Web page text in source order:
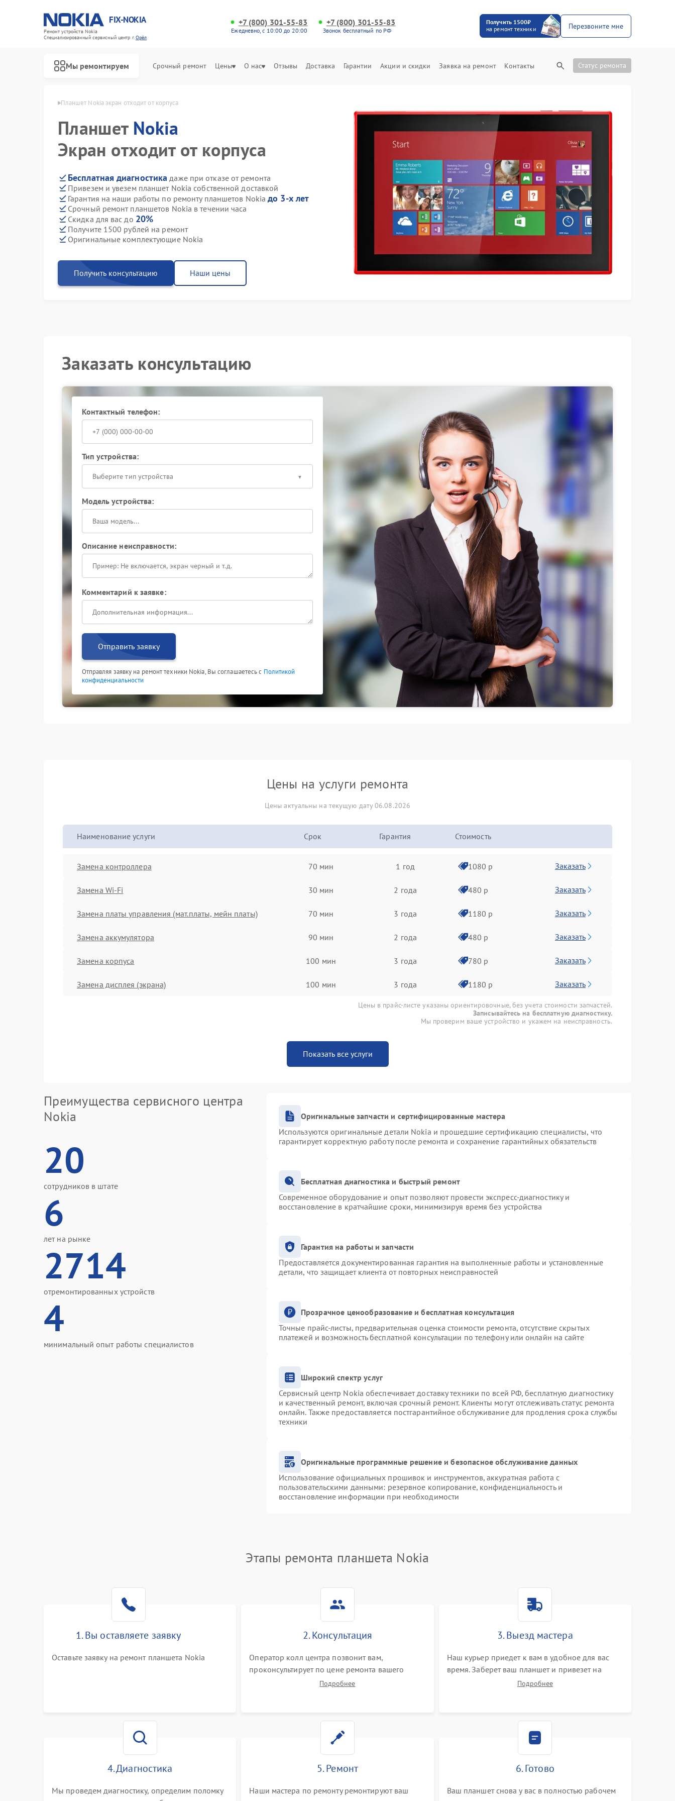
FIX-NOKIA
Ремонт устройств Nokia
Специализированный cервисный центр г.Орёл
+7 (800) 301-55-83
Ежедневно, с 10:00 до 20:00
+7 (800) 301-55-83
Звонок бесплатный по РФ
Получить 1500₽
на ремонт техники
Перезвоните мне
Мы ремонтируем Срочный ремонт Цены О нас Отзывы Доставка Гарантии Акции и скидки Заявка на ремонт Контакты Статус ремонта
Планшет Nokia экран отходит от корпуса
Планшет Nokia
Экран отходит от корпуса
Бесплатная диагностика даже при отказе от ремонта
Привезем и увезем планшет Nokia собственной доставкой
Гарантия на наши работы по ремонту планшетов Nokiaдо 3-х лет
Срочный ремонт планшетов Nokia в течении часа
Скидка для вас до 20%
Получите 1500 рублей на ремонт
Оригинальные комплектующие Nokia
Получить консультацию Наши цены
Заказать консультацию
Контактный телефон:
Тип устройства:
Выберите тип устройства
Модель устройства:
Описание неисправности:
Комментарий к заявке:
Отправить заявку
Отправляя заявку на ремонт техники Nokia, Вы соглашаетесь с Политикой
конфиденциальности
Цены на услуги ремонта
Цены актуальны на текущую дату 06.08.2026
Наименование услуги Срок Гарантия Стоимость
Замена контроллера 70 мин 1 год 1080 р Заказать
Замена Wi-Fi 30 мин 2 года 480 р Заказать
Замена платы управления (мат.платы, мейн платы) 70 мин 3 года 1180 р Заказать
Замена аккумулятора 90 мин 2 года 480 р Заказать
Замена корпуса 100 мин 3 года 780 р Заказать
Замена дисплея (экрана) 100 мин 3 года 1180 р Заказать
Цены в прайс-листе указаны ориентировочные, без учета стоимости запчастей.
Записывайтесь на бесплатную диагностику.
Мы проверим ваше устройство и укажем на неисправность.
Показать все услуги
Преимущества сервисного центра
Nokia
20
сотрудников в штате
6
лет на рынке
2714
отремонтированных устройств
4
минимальный опыт работы специалистов
Оригинальные запчасти и сертифицированные мастера
Используются оригинальные детали Nokia и прошедшие сертификацию специалисты, что
гарантирует корректную работу после ремонта и сохранение гарантийных обязательств
Бесплатная диагностика и быстрый ремонт
Современное оборудование и опыт позволяют провести экспресс-диагностику и
восстановление в кратчайшие сроки, минимизируя время без устройства
Гарантия на работы и запчасти
Предоставляется документированная гарантия на выполненные работы и установленные
детали, что защищает клиента от повторных неисправностей
Прозрачное ценообразование и бесплатная консультация
Точные прайс-листы, предварительная оценка стоимости ремонта, отсутствие скрытых
платежей и возможность бесплатной консультации по телефону или онлайн на сайте
Широкий спектр услуг
Сервисный центр Nokia обеспечивает доставку техники по всей РФ, бесплатную диагностику
и качественный ремонт, включая срочный ремонт. Клиенты могут отслеживать статус ремонта
онлайн. Также предоставляется постгарантийное обслуживание для продления срока службы
техники
Оригинальные программные решение и безопасное обслуживание данных
Использование официальных прошивок и инструментов, аккуратная работа с
пользовательскими данными: резервное копирование, конфиденциальность и
восстановление информации при необходимости
Этапы ремонта планшета Nokia
1. Вы оставляете заявку
Оставьте заявку на ремонт планшета Nokia
2. Консультация
Оператор колл центра позвонит вам,
проконсультирует по цене ремонта вашего
планшета а также ответит на все ваши вопросы.
Подробнее
3. Выезд мастера
Наш курьер приедет к вам в удобное для вас
время. Заберет ваш планшет и привезет на
склад для диагностики.Подробнее
4. Диагностика
Мы проведем диагностику, определим поломку
5. Ремонт
Наши мастера по ремонту ремонтируют ваш
6. Готово
Ваш планшет снова у вас в полностью рабочем